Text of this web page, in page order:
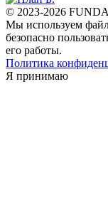
© 2023-2026
Мы используем
безопасно
его работы.
Политика
Я принимаю